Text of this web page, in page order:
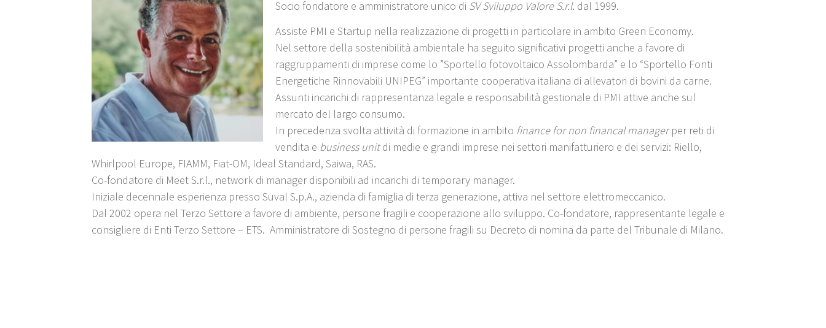
Socio fondatore e amministratore unico di SV Sviluppo Valore S.r.l. dal 1999.
Assiste PMI e Startup nella realizzazione di progetti in particolare in ambito Green Economy.
Nel settore della sostenibilità ambientale ha seguito significativi progetti anche a favore di
raggruppamenti di imprese come lo ”Sportello fotovoltaico Assolombarda” e lo “Sportello Fonti
Energetiche Rinnovabili UNIPEG” importante cooperativa italiana di allevatori di bovini da carne.
Assunti incarichi di rappresentanza legale e responsabilità gestionale di PMI attive anche sul
mercato del largo consumo.
In precedenza svolta attività di formazione in ambito finance for non financal managerper reti di
vendita e business unitdi medie e grandi imprese nei settori manifatturiero e dei servizi: Riello,
Whirlpool Europe, FIAMM, Fiat-OM, Ideal Standard, Saiwa, RAS.
Co-fondatore di Meet S.r.l., network di manager disponibili ad incarichi di temporary manager.
Iniziale decennale esperienza presso Suval S.p.A., azienda di famiglia di terza generazione, attiva nel settore elettromeccanico.
Dal 2002 opera nel Terzo Settore a favore di ambiente, persone fragili e cooperazione allo sviluppo. Co-fondatore, rappresentante legale e
consigliere di Enti Terzo Settore – ETS. Amministratore di Sostegno di persone fragili su Decreto di nomina da parte del Tribunale di Milano.